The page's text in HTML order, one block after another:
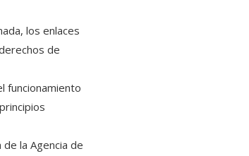
los enlaces
de
funcionamiento
la Agencia de